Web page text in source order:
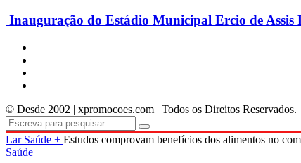
Inauguração do Estádio Municipal Ercio de Assis
© Desde 2002 | xpromocoes.com | Todos os Direitos Reservados.
Lar Saúde + Estudos comprovam benefícios dos alimentos no
Saúde +